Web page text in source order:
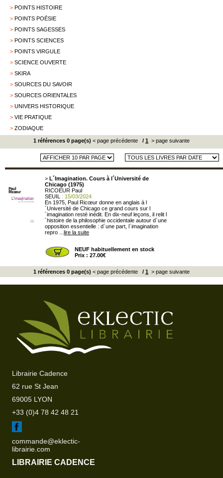
> POINTS HISTOIRE
> POINTS POÉSIE
> POINTS SAGESSES
> POINTS SCIENCES
> POINTS VIRGULE
> SCIENCE OUVERTE
> SKIRA
> SOURCES DU SAVOIR
> SOURCES ORIENTALES
> UNIVERS HISTORIQUE
> VIE PRATIQUE
> ZODIAQUE
1 références 0 page(s) < page précédente / 1 > page suivante
> L´Imagination. Cours à l´Université de
Chicago (1975)
RICOEUR Paul
SEUIL
: 15/03/2024
En 1975, Paul Ricœur donne en anglais à l
´Université de Chicago ce grand cours sur l
´imagination resté inédit. En dix-neuf leçons, il relit l
´histoire de la philosophie occidentale autour d´une
opposition essentielle : d´une part, l´imagination
repro ... lire la suite
NEUF habituellement en stock
Prix : 27.00€
1 références 0 page(s) < page précédente / 1 > page suivante
Librairie Cadence
62 rue St Jean
69005 LYON
+33 (0)4 78 42 48 21
commande@eklectic-
librairie.com
LIBRAIRIE CADENCE